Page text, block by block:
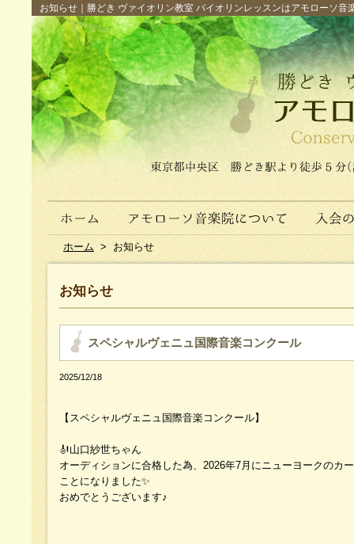
お知らせ｜勝どき ヴァイオリン教室 バイオリンレッスンはアモローソ
ホーム > お知らせ
お知らせ
スペシャルヴェニュ国際音楽コンクール
2025/12/18
【スペシャルヴェニュ国際音楽コンクール】
🎻山口紗世ちゃん
オーディションに合格した為、2026年7月にニューヨークのカ
ことになりました✨
おめでとうございます♪